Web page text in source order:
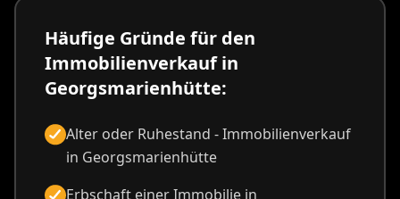
Häufige Gründe für den
Immobilienverkauf in
Georgsmarienhütte:
Alter oder Ruhestand - Immobilienverkauf
in Georgsmarienhütte
Erbschaft einer Immobilie in